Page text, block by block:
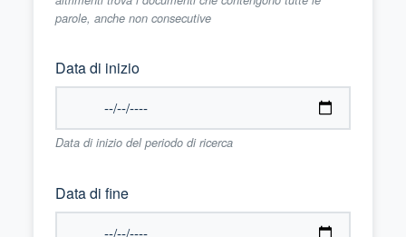
parole, anche non consecutive
Data di inizio
Data di inizio del periodo di ricerca
Data di fine